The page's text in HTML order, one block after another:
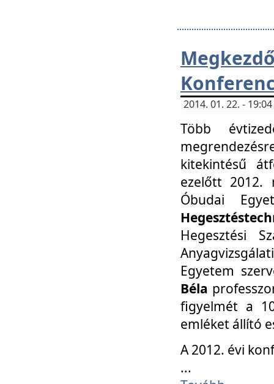
2014. 01. 22. -
Több
kitekintésű
ezelőtt 2012.
Óbudai
Hegesztési
Egyetem
Béla
figyelmét a
emléket állító
A 2012. évi
...